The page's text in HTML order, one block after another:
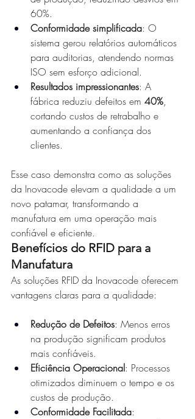
60%.
Conformidade simplificada: O
sistema gerou relatórios automáticos
para auditorias, atendendo normas
ISO sem esforço adicional.
Resultados impressionantes: A
fábrica reduziu defeitos em 40%,
cortando custos de retrabalho e
aumentando a confiança dos
clientes.
Esse caso demonstra como as soluções
da Inovacode elevam a qualidade a um
novo patamar, transformando a
manufatura em uma operação mais
confiável e eficiente.
Benefícios do RFID para a
Manufatura
As soluções RFID da Inovacode oferecem
vantagens claras para a qualidade:
Redução de Defeitos: Menos erros
na produção significam produtos
mais confiáveis.
Eficiência Operacional: Processos
otimizados diminuem o tempo e os
custos de produção.
Conformidade Facilitada: